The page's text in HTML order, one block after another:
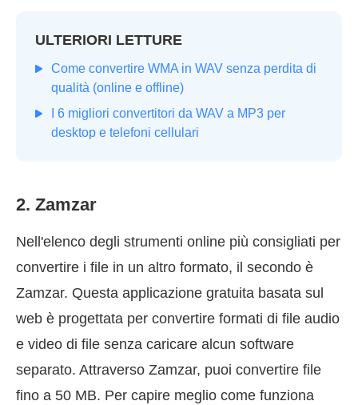
ULTERIORI LETTURE
Come convertire WMA in WAV senza perdita di
qualità (online e offline)
I 6 migliori convertitori da WAV a MP3 per
desktop e telefoni cellulari
2. Zamzar
Nell'elenco degli strumenti online più consigliati per
convertire i file in un altro formato, il secondo è
Zamzar. Questa applicazione gratuita basata sul
web è progettata per convertire formati di file audio
e video di file senza caricare alcun software
separato. Attraverso Zamzar, puoi convertire file
fino a 50 MB. Per capire meglio come funziona